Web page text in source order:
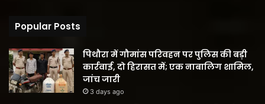
Popular Posts
पिथौरा में गौमांस परिवहन पर पुलिस की बड़ी
कार्रवाई, दो हिरासत में; एक नाबालिग शामिल,
जांच जारी
3 days ago